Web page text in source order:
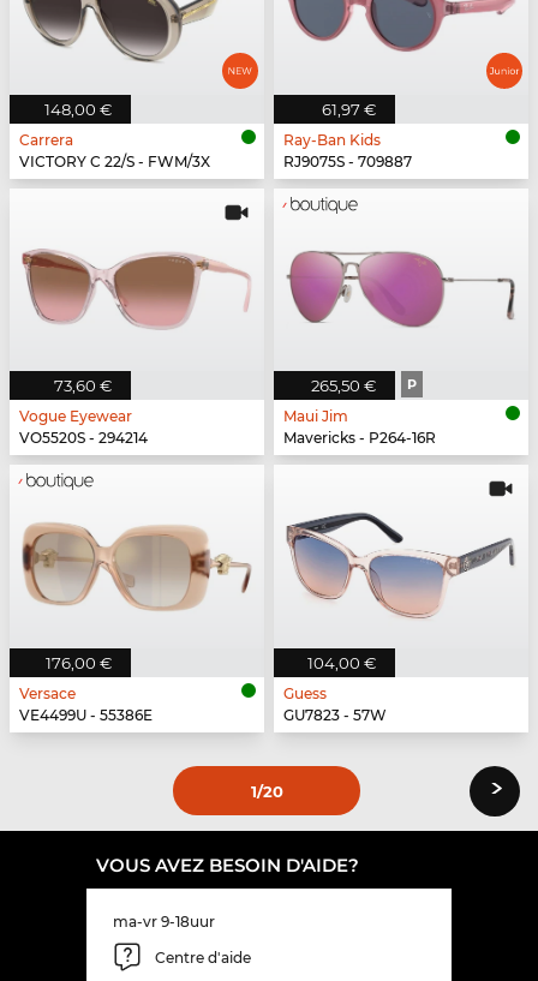
148,00 €
Carrera
VICTORY C 22/S - FWM/3X
61,97 €
Ray-Ban Kids
RJ9075S - 709887
73,60 €
Vogue Eyewear
VO5520S - 294214
265,50 € P
Maui Jim
Mavericks - P264-16R
176,00 €
Versace
VE4499U - 55386E
104,00 €
Guess
GU7823 - 57W
1/20 ›
VOUS AVEZ BESOIN D'AIDE?
ma-vr 9-18uur
Centre d'aide